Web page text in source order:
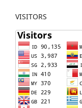
VISITORS